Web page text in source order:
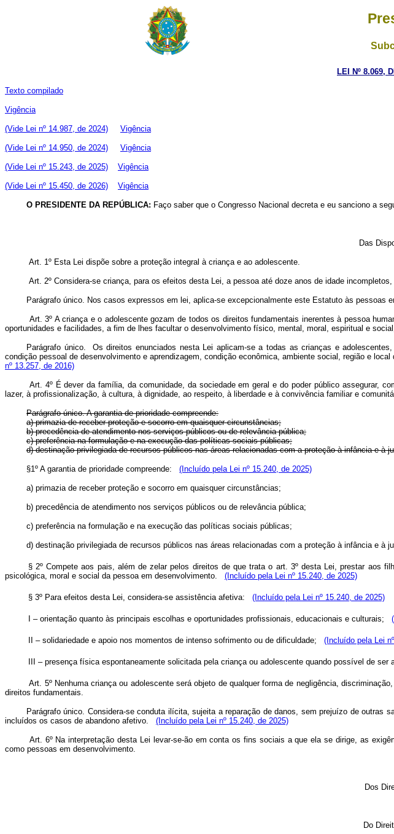
LEI Nº 8.069,
Texto compilado
Vigência
(Vide Lei nº 14.987, de 2024) Vigência
(Vide Lei nº 14.950, de 2024) Vigência
(Vide Lei nº 15.243, de 2025) Vigência
(Vide Lei nº 15.450, de 2026) Vigência
O PRESIDENTE DA REPÚBLICA: Faço saber que o Congresso Nacional decreta e eu sanciono a
Das
Art. 1º Esta Lei dispõe sobre a proteção integral à criança e ao adolescente.
Art. 2º Considera-se criança, para os efeitos desta Lei, a pessoa até doze anos de idade
Parágrafo único. Nos casos expressos em lei, aplica-se excepcionalmente este Estatuto às pessoas
Art. 3º A criança e o adolescente gozam de todos os direitos fundamentais inerentes à pessoa
oportunidades e facilidades, a fim de lhes facultar o desenvolvimento físico, mental, moral, espiritual e
Parágrafo único. Os direitos enunciados nesta Lei aplicam-se a todas as crianças e
condição pessoal de desenvolvimento e aprendizagem, condição econômica, ambiente social, região e
nº 13.257, de 2016)
Art. 4º É dever da família, da comunidade, da sociedade em geral e do poder público assegurar,
lazer, à profissionalização, à cultura, à dignidade, ao respeito, à liberdade e à convivência familiar e
Parágrafo único. A garantia de prioridade compreende:
a) primazia de receber proteção e socorro em quaisquer circunstâncias;
b) precedência de atendimento nos serviços públicos ou de relevância pública;
c) preferência na formulação e na execução das políticas sociais públicas;
d) destinação privilegiada de recursos públicos nas áreas relacionadas com a proteção à infância e à
§1º A garantia de prioridade compreende: (Incluído pela Lei nº 15.240, de 2025)
a) primazia de receber proteção e socorro em quaisquer circunstâncias;
b) precedência de atendimento nos serviços públicos ou de relevância pública;
c) preferência na formulação e na execução das políticas sociais públicas;
d) destinação privilegiada de recursos públicos nas áreas relacionadas com a proteção à infância e à
§ 2º Compete aos pais, além de zelar pelos direitos de que trata o art. 3º desta Lei, prestar aos
psicológica, moral e social da pessoa em desenvolvimento.
(Incluído pela Lei nº 15.240, de 2025)
§ 3º Para efeitos desta Lei, considera-se assistência afetiva: (Incluído pela Lei nº 15.240, de 2025)
I – orientação quanto às principais escolhas e oportunidades profissionais, educacionais e culturais;
II – solidariedade e apoio nos momentos de intenso sofrimento ou de dificuldade; (Incluído pela Lei
III – presença física espontaneamente solicitada pela criança ou adolescente quando possível de ser
Art. 5º Nenhuma criança ou adolescente será objeto de qualquer forma de negligência,
direitos fundamentais.
Parágrafo único. Considera-se conduta ilícita, sujeita a reparação de danos, sem prejuízo de
incluídos os casos de abandono afetivo.
(Incluído pela Lei nº 15.240, de 2025)
Art. 6º Na interpretação desta Lei levar-se-ão em conta os fins sociais a que ela se dirige, as
como pessoas em desenvolvimento.
Dos
Do